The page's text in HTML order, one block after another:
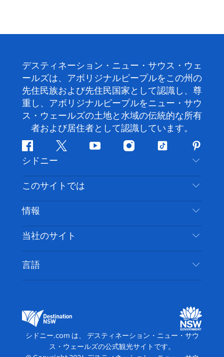
デスティネーション・ニュー・サウス・ウェ
ールズは、アボリジナルピープルをこの州の
先住民族および先住民国家として認識し、尊
重し、アボリジナルピープルをニュー・サウ
ス・ウェールズの土地と水域の伝統的な所有
者および居住者として認識しています。
フ
ェ
イ
ス
ブ
ッ
ク
ツ
ッ
タ
ー
ユ
チ
ー
イ
ス
グ
ム
テ
ッ
ト
ク
ピ
ン
タ
レ
ス
ト
シドニー
お問い合わせ
免責事項
クッキーに関する通知
このサイトでは
目的地
やるべきこと
イベント
宿泊施設
情報
旅行情報
アクセシブルシドニー
ビジネスを登録する
当社のサイト
デスティネーション・ニュー・サウス・ウェール
ズメディアセンター
言語
シドニー.com は、 デスティネーション・ニュー・サウ
ス・ウェールズの公式観光サイトです。